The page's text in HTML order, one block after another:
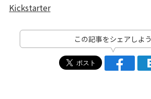
Kickstarter
この記事をシェアしよう